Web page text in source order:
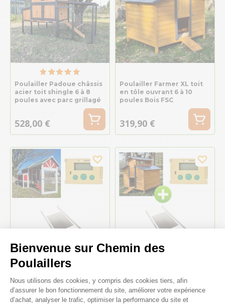
Bienvenue sur Chemin des
Poulaillers
Plateforme de Gestion du
Nous utilisons des cookies, y compris des cookies tiers, afin
d’assurer le bon fonctionnement du site, améliorer votre expérience
d’achat, analyser le trafic, optimiser la performance du site et
Poulailler Padoue châssis
acier toit shingle 6 à 8
poules avec parc grillagé
528,00 €
Poulailler Farmer XL toit
en tôle ouvrant 6 à 10
poules Bois FSC
319,90 €
Kit poulailler Deluxe
portier Zen Farm
autonome et trappe taille
Medium
portier Zen Farm
autonome et trappe taille
Medium